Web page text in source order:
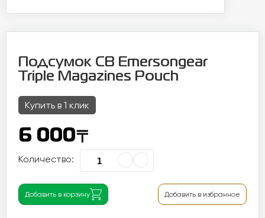
Подсумок CB Emersongear
Triple Magazines Pouch
Купить в 1 клик
6 000〒
Количество:
Добавить в корзину Добавить в избранное